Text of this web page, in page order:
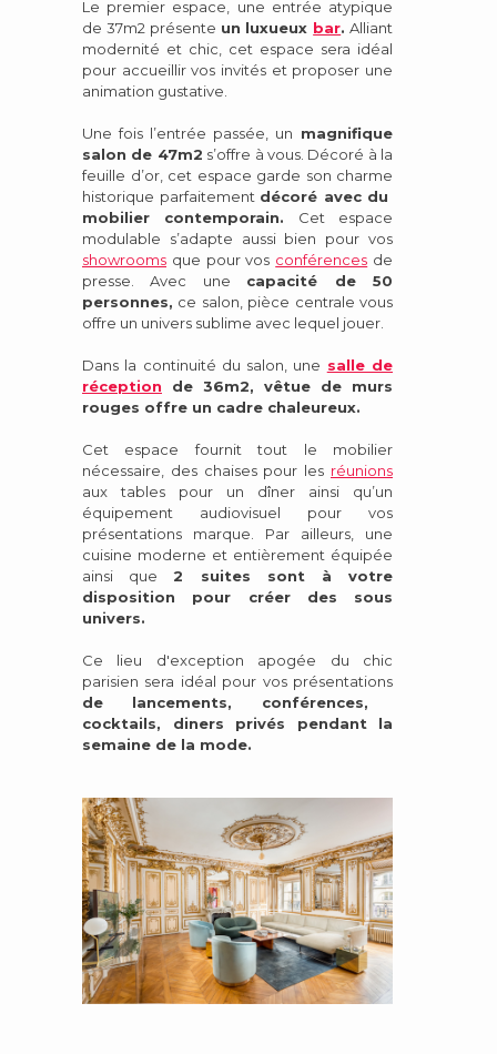
Le premier espace, une entrée atypique
de 37m2 présente un luxueux bar. Alliant
modernité et chic, cet espace sera idéal
pour accueillir vos invités et proposer une
animation gustative.
Une fois l’entrée passée, un magnifique
salon de 47m2 s’offre à vous. Décoré à la
feuille d’or, cet espace garde son charme
historique parfaitement décoré avec du
mobilier contemporain. Cet espace
modulable s’adapte aussi bien pour vos
showrooms que pour vos conférences de
presse. Avec une capacité de 50
personnes, ce salon, pièce centrale vous
offre un univers sublime avec lequel jouer.
Dans la continuité du salon, une salle de
réception de 36m2, vêtue de murs
rouges offre un cadre chaleureux.
Cet espace fournit tout le mobilier
nécessaire, des chaises pour les réunions
aux tables pour un dîner ainsi qu’un
équipement audiovisuel pour vos
présentations marque. Par ailleurs, une
cuisine moderne et entièrement équipée
ainsi que2 suites sont à votre
disposition pour créer des sous
univers.
Ce lieu d'exception apogée du chic
parisien sera idéal pour vos présentations
de lancements, conférences,
cocktails, diners privés pendant la
semaine de la mode.